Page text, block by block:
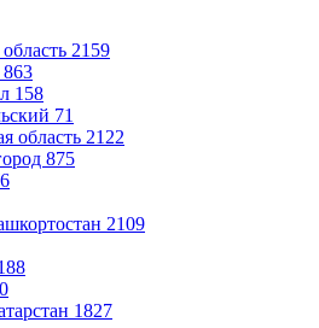
2159
863
158
71
область 2122
875
2109
1827